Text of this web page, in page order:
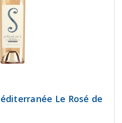
Le Rosé de